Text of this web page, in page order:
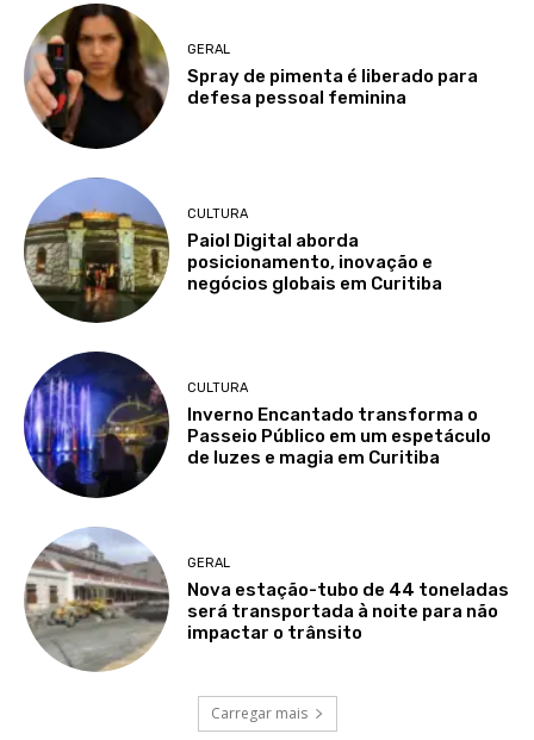
GERAL
Spray de pimenta é liberado para
defesa pessoal feminina
CULTURA
Paiol Digital aborda
posicionamento, inovação e
negócios globais em Curitiba
CULTURA
Inverno Encantado transforma o
Passeio Público em um espetáculo
de luzes e magia em Curitiba
GERAL
Nova estação-tubo de 44 toneladas
será transportada à noite para não
impactar o trânsito
Carregar mais